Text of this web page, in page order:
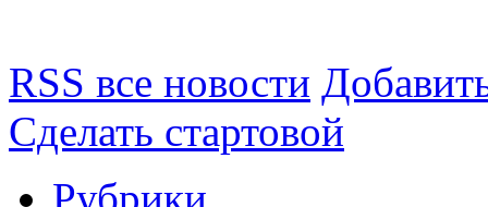
RSS все новости
Сделать стартовой